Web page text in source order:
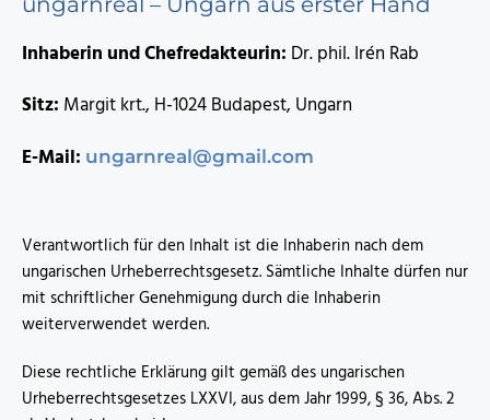
Inhaberin und Chefredakteurin: Dr. phil. Irén Rab
Sitz: Margit krt., H-1024 Budapest, Ungarn
E-Mail: ungarnreal@gmail.com
Verantwortlich für den Inhalt ist die Inhaberin nach dem
ungarischen Urheberrechtsgesetz. Sämtliche Inhalte dürfen nur
mit schriftlicher Genehmigung durch die Inhaberin
weiterverwendet werden.
Diese rechtliche Erklärung gilt gemäß des ungarischen
Urheberrechtsgesetzes LXXVI, aus dem Jahr 1999, § 36, Abs. 2